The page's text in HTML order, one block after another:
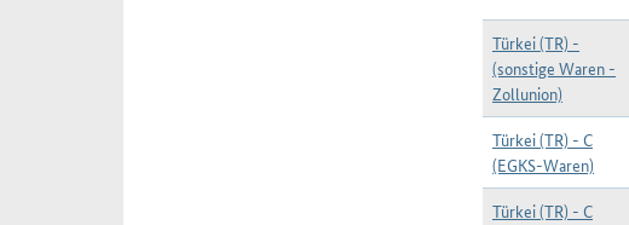
Türkei (TR) -
(sonstige Waren -
Zollunion)
Türkei (TR) - C
(EGKS-Waren)
Türkei (TR) - C